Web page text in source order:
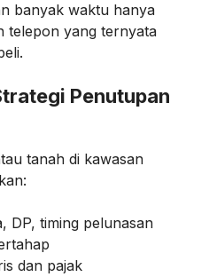
banyak waktu hanya
telepon yang ternyata
Penutupan
tanah di kawasan
DP, timing pelunasan
dan pajak